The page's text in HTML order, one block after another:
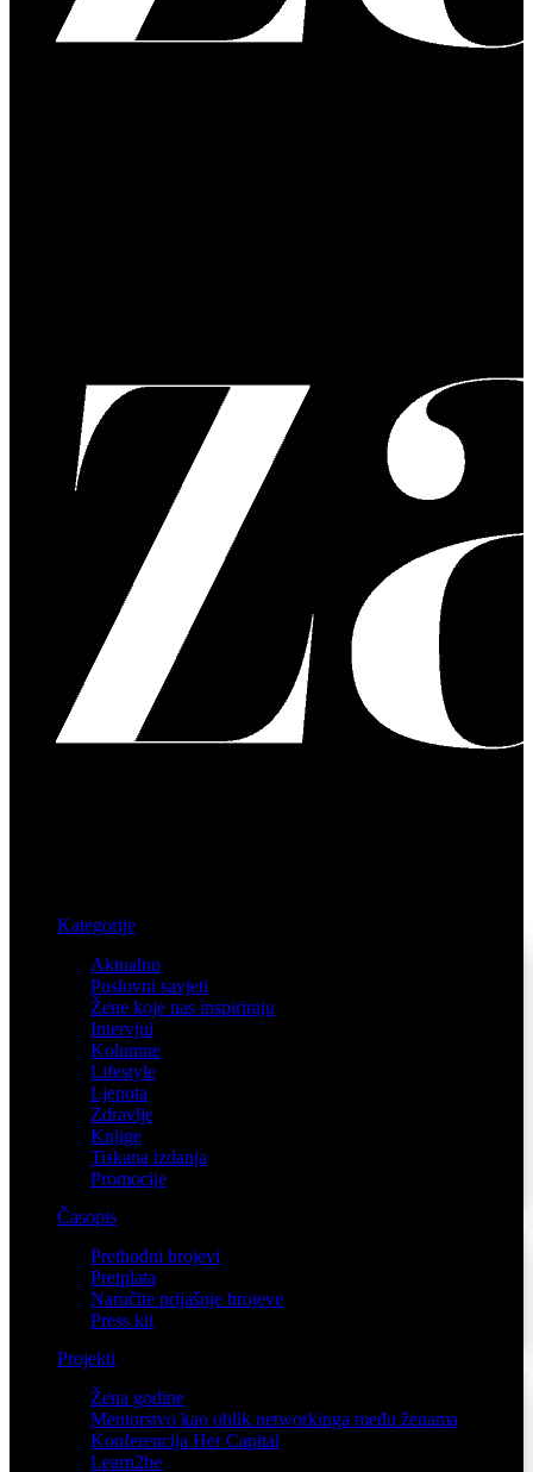
Kategorije
Aktualno
Poslovni savjeti
Žene koje nas inspiriraju
Intervjui
Kolumne
Lifestyle
Ljepota
Zdravlje
Knjige
Tiskana izdanja
Promocije
Časopis
Prethodni brojevi
Pretplata
Naručite prijašnje brojeve
Press kit
Projekti
Žena godine
Mentorstvo kao oblik networkinga među ženama
Konferencija Her Capital
Learn2be